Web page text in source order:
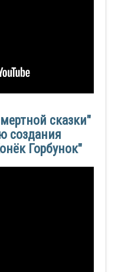
сказки"
создания
Горбунок"